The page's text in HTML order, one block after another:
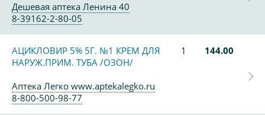
Дешевая аптека Ленина 40
8-39162-2-80-05
АЦИКЛОВИР 5% 5Г. №1 КРЕМ ДЛЯ
НАРУЖ.ПРИМ. ТУБА /ОЗОН/
1 144.00
Аптека Легко www.aptekalegko.ru
8-800-500-98-77